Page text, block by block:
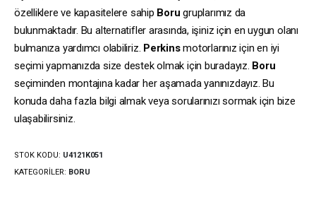
özelliklere ve kapasitelere sahip Boru gruplarımız da
bulunmaktadır. Bu alternatifler arasında, işiniz için en uygun olanı
bulmanıza yardımcı olabiliriz. Perkinsmotorlarınız için en iyi
seçimi yapmanızda size destek olmak için buradayız. Boru
seçiminden montajına kadar her aşamada yanınızdayız. Bu
konuda daha fazla bilgi almak veya sorularınızı sormak için bize
ulaşabilirsiniz.
STOK KODU: U4121K051
KATEGORILER: BORU